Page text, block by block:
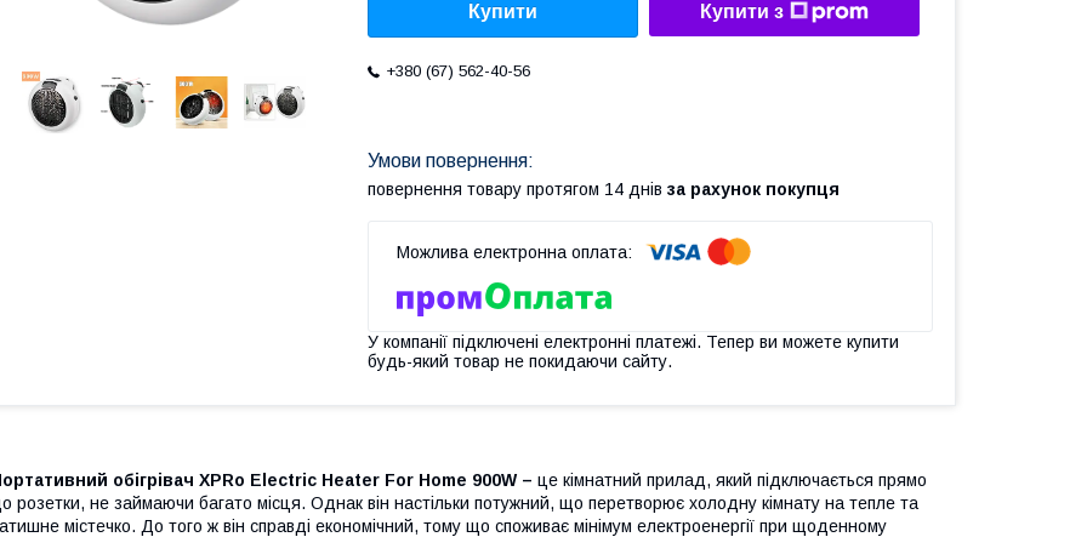
Купити Купити з
+380 (67) 562-40-56
повернення товару протягом 14 днів за рахунок покупця
У компанії підключені електронні платежі. Тепер ви можете купити
будь-який товар не покидаючи сайту.
обігрівач XPRo Electric Heater For Home 900W – це кімнатний прилад, який підключається прямо
розетки, не займаючи багато місця. Однак він настільки потужний, що перетворює холодну кімнату на тепле та
містечко. До того ж він справді економічний, тому що споживає мінімум електроенергії при щоденному